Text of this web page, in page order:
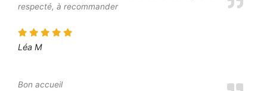
respecté, à recommander
Léa M
Bon accueil